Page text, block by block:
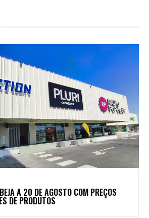
A 20 DE AGOSTO COM PREÇOS
DE PRODUTOS